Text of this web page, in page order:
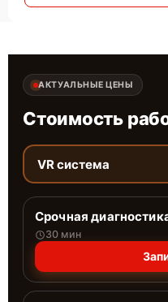
АКТУАЛЬНЫЕ ЦЕНЫ
Стоимость
VR система
Срочная
30 мин